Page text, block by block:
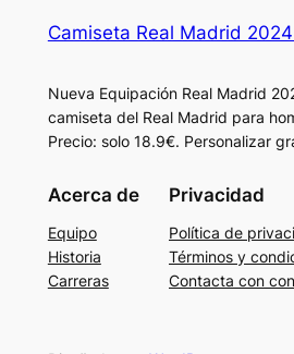
Camiseta Real Madrid
Nueva Equipación Real Madrid
camiseta del Real Madrid para
Precio: solo 18.9€. Personalizar
Acerca de
Equipo
Historia
Carreras
Privacidad
Política de
Términos y
Contacta con